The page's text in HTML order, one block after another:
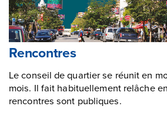
Rencontres
Le conseil de quartier se réunit en
mois. Il fait habituellement relâche
rencontres sont publiques.